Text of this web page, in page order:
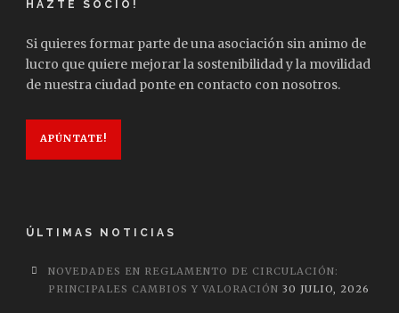
HAZTE SOCIO!
Si quieres formar parte de una asociación sin animo de
lucro que quiere mejorar la sostenibilidad y la movilidad
de nuestra ciudad ponte en contacto con nosotros.
APÚNTATE!
ÚLTIMAS NOTICIAS
NOVEDADES EN REGLAMENTO DE CIRCULACIÓN:
PRINCIPALES CAMBIOS Y VALORACIÓN 30 JULIO, 2026